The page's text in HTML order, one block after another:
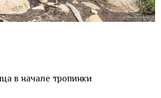
в начале тропинки